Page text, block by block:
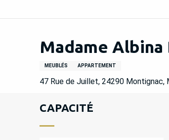
Madame Albina
MEUBLÉS APPARTEMENT
47 Rue de Juillet, 24290 Montignac,
CAPACITÉ